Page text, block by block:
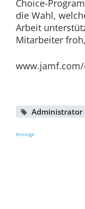
Choice-
die Wahl,
Arbeit
Mitarbeiter
Administrator
Anzeige